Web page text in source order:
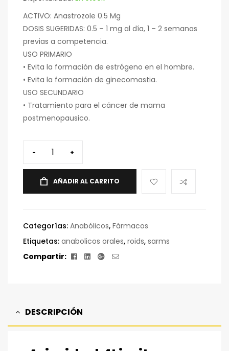
ACTIVO: Anastrozole 0.5 Mg
DOSIS SUGERIDAS: 0.5 – 1 mg al día, 1 – 2 semanas
previas a competencia.
USO PRIMARIO
• Evita la formación de estrógeno en el hombre.
• Evita la formación de ginecomastia.
USO SECUNDARIO
• Tratamiento para el cáncer de mama
postmenopausico.
- +
AÑADIR AL CARRITO
Categorías: Anabólicos, Fármacos
Etiquetas: anabolicos orales, roids, sarms
Compartir:
Facebook
LinkedinGoogle+
Correo
DESCRIPCIÓN